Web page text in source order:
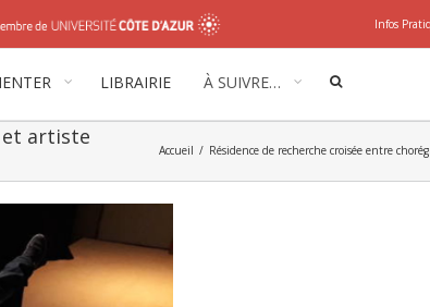
Infos
LIBRAIRIE À SUIVRE…
et artiste
Accueil / Résidence de recherche croisée entre